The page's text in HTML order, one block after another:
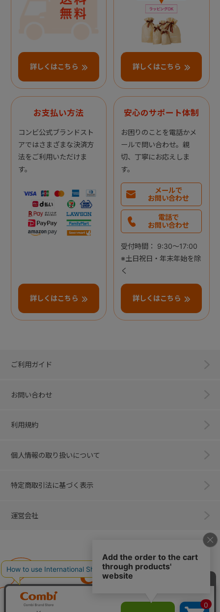
詳しくはこちら 詳しくはこちら
お支払い方法
コンビ公式ブランドスト
アではさまざまな決済方
法をご利用いただけま
す。
詳しくはこちら
安心のサポート体制
お困りのことを電話かメ
ールで問い合わせ。親
切、丁寧にお応えしま
す。
メールで
お問い合わせ
電話で
お問い合わせ
受付時間： 9:30～17:00
※土日祝日・年末年始を除
く
詳しくはこちら
ご利用ガイド
お問い合わせ
利用規約
個人情報の取り扱いについて
特定商取引法に基づく表示
運営会社
子育てに、イノベーションを。